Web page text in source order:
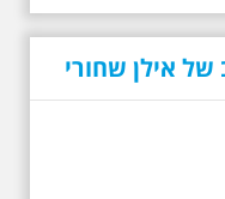
של אילן שחורי